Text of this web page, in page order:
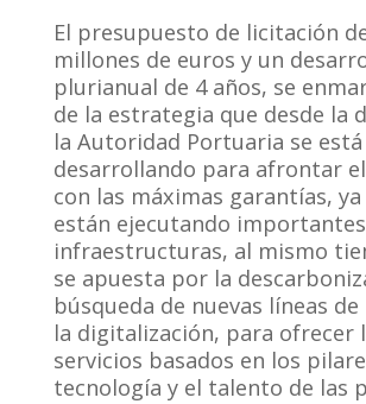
El presupuesto de licitación
millones de euros y un
plurianual de 4 años, se
de la estrategia que desde la
la Autoridad Portuaria se está
desarrollando para afrontar
con las máximas garantías, ya
están ejecutando
infraestructuras, al mismo
se apuesta por la
búsqueda de nuevas líneas
la digitalización, para ofrecer
servicios basados en los
tecnología y el talento de las